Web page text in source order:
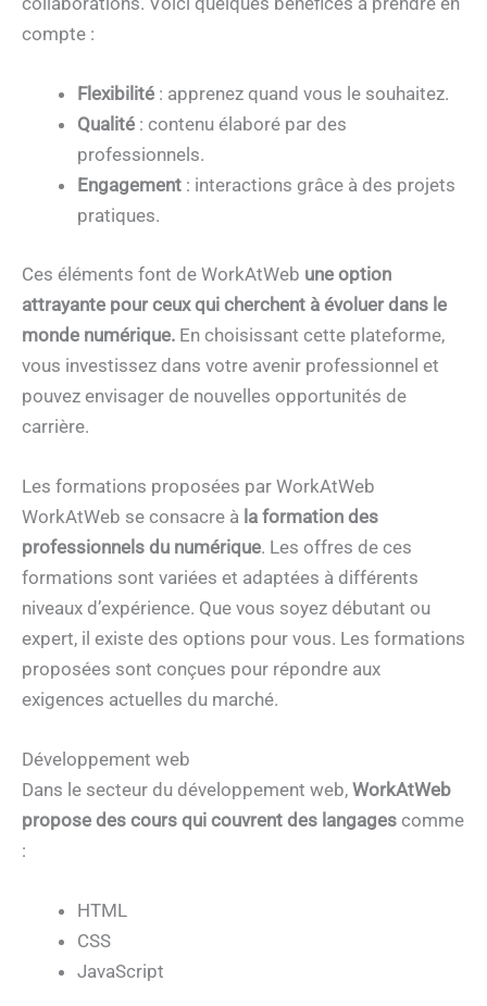
compte :
Flexibilité : apprenez quand vous le souhaitez.
Qualité : contenu élaboré par des
professionnels.
Engagement : interactions grâce à des projets
pratiques.
Ces éléments font de WorkAtWeb une option
attrayante pour ceux qui cherchent à évoluer dans le
monde numérique. En choisissant cette plateforme,
vous investissez dans votre avenir professionnel et
pouvez envisager de nouvelles opportunités de
carrière.
Les formations proposées par WorkAtWeb
WorkAtWeb se consacre à la formation des
professionnels du numérique. Les offres de ces
formations sont variées et adaptées à différents
niveaux d’expérience. Que vous soyez débutant ou
expert, il existe des options pour vous. Les formations
proposées sont conçues pour répondre aux
exigences actuelles du marché.
Développement web
Dans le secteur du développement web, WorkAtWeb
propose des cours qui couvrent des langages comme
:
HTML
CSS
JavaScript